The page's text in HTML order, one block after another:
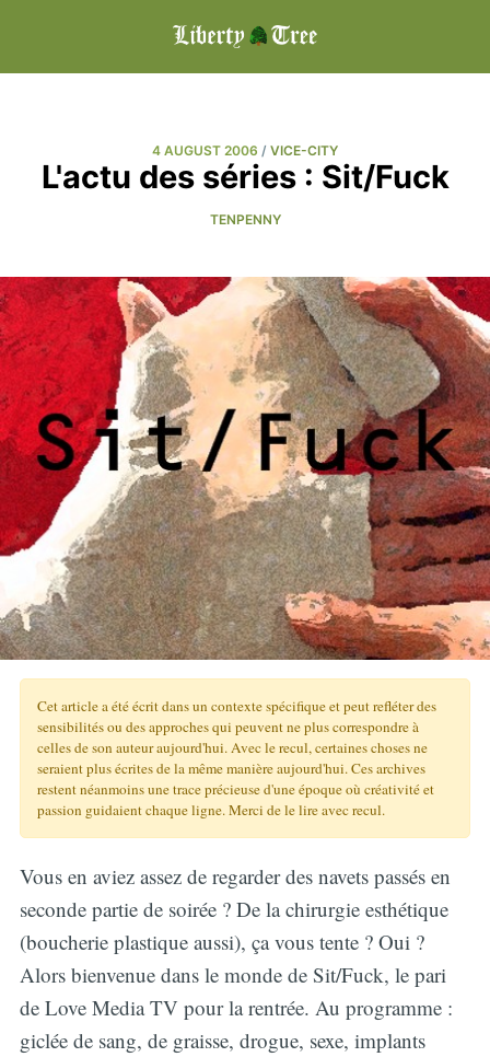
4 AUGUST 2006 / VICE-CITY
L'actu des séries : Sit/Fuck
TENPENNY
Cet article a été écrit dans un contexte spécifique et peut refléter des
sensibilités ou des approches qui peuvent ne plus correspondre à
celles de son auteur aujourd'hui. Avec le recul, certaines choses ne
seraient plus écrites de la même manière aujourd'hui. Ces archives
restent néanmoins une trace précieuse d'une époque où créativité et
passion guidaient chaque ligne. Merci de le lire avec recul.
Vous en aviez assez de regarder des navets passés en
seconde partie de soirée ? De la chirurgie esthétique
(boucherie plastique aussi), ça vous tente ? Oui ?
Alors bienvenue dans le monde de Sit/Fuck, le pari
de Love Media TV pour la rentrée. Au programme :
giclée de sang, de graisse, drogue, sexe, implants